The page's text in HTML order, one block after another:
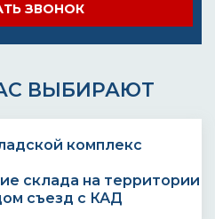
ЗВОНОК
ВЫБИРАЮТ
склада на территории
съезд с КАД